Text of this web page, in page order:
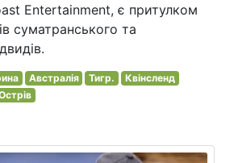
Entertainment, є притулком
суматранського та
Австралія Тигр.
Квінсленд